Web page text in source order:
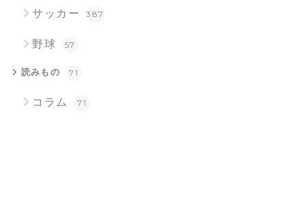
サッカー 387
野球 57
読みもの 71
コラム 71